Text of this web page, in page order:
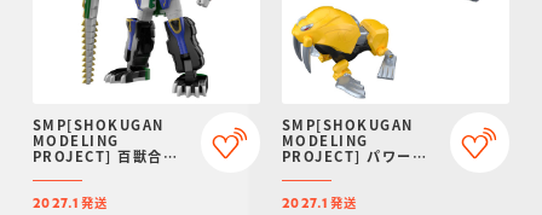
SMP[SHOKUGAN
MODELING
PROJECT] 百獣合体
2027年1月発送】
2027.1 発送
SMP[SHOKUGAN
MODELING
PROJECT] パワーア
トラ ガオタートル＆ガ
オトッピー【プレミア
2027.1 発送